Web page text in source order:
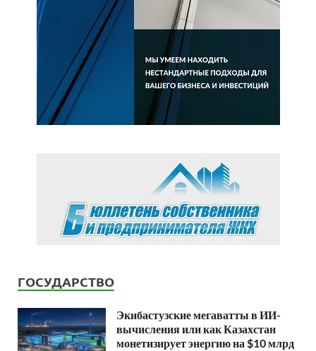
ГОСУДАРСТВО
Экибастузские мегаватты в ИИ-
вычисления или как Казахстан
монетизирует энергию на $10 млрд